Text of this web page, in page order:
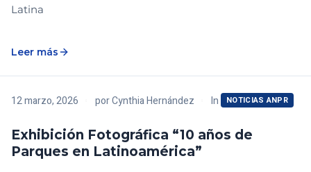
Latina
Leer más
12 marzo, 2026 porCynthia Hernández In NOTICIAS ANPR
Exhibición Fotográfica “10 años de
Parques en Latinoamérica”